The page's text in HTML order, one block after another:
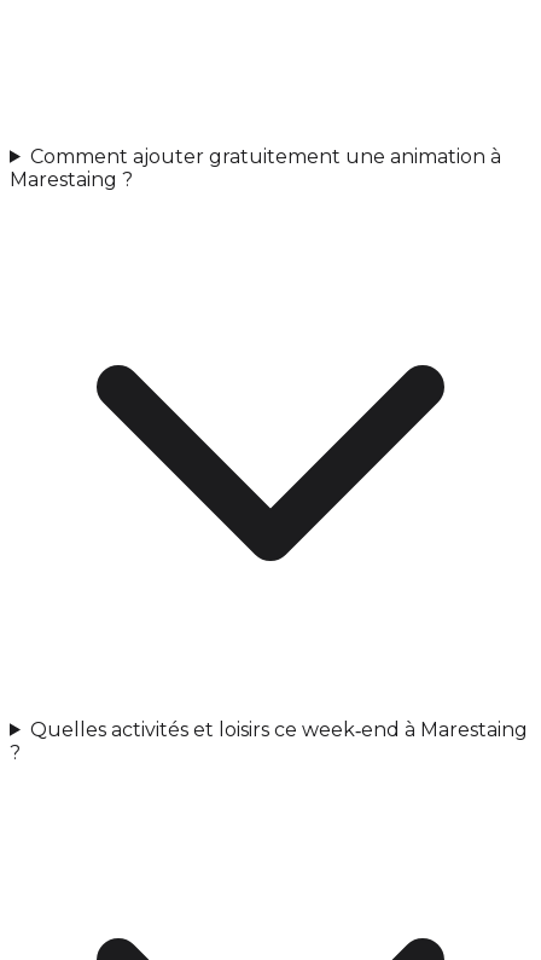
Comment ajouter gratuitement une animation à
Marestaing ?
Quelles activités et loisirs ce week‑end à Marestaing
?